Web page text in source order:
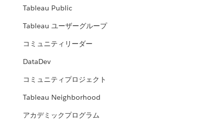
Tableau Public
Tableau ユーザーグループ
コミュニティリーダー
DataDev
コミュニティプロジェクト
Tableau Neighborhood
アカデミックプログラム